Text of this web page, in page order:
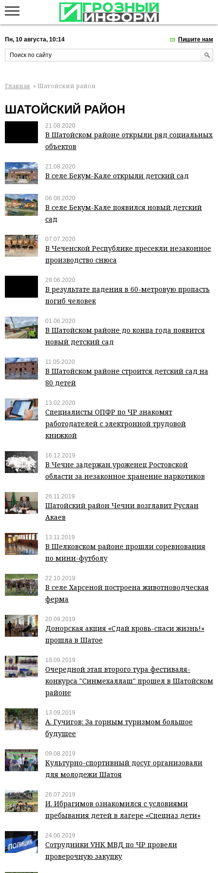
Пн, 10 августа, 10:14 Пишите нам
Главная » Шатойский район
ШАТОЙСКИЙ РАЙОН
21.08.2020
В Шатойском районе открыли ряд социальных
объектов
21.08.2020
В селе Бекум-Кале открыли детский сад
06.08.2020
В селе Бекум-Кале появился новый детский
сад
07.07.2020
В Чеченской Республике пресекли незаконное
производство снюса
28.06.2020
В результате падения в 60-метровую пропасть
погиб человек
01.06.2020
В Шатойском районе до конца года появится
новый детский сад
11.05.2020
В Шатойском районе строится детский сад на
80 детей
13.02.2020
Специалисты ОПФР по ЧР знакомят
работодателей с электронной трудовой
книжкой
16.12.2019
В Чечне задержан уроженец Ростовской
области за незаконное хранение наркотиков
26.11.2019
Шатойский район Чечни возглавит Руслан
Акаев
13.11.2019
В Шелковском районе прошли соревнования
по мини-футболу
22.10.2019
В селе Харсеной построена животноводческая
ферма
20.09.2019
Донорская акция «Сдай кровь-спаси жизнь!»
прошла в Шатое
18.09.2019
Очередной этап второго тура фестиваля-
конкурса "Синмехаллаш" прошел в Шатойском
районе
13.09.2019
А. Гучигов: За горным туризмом большое
будущее
09.08.2019
Культурно-спортивный досуг организовали
для молодежи Шатоя
26.07.2019
И. Ибрагимов ознакомился с условиями
пребывания детей в лагере «Спецназ дети»
24.06.2019
Сотрудники УНК МВД по ЧР провели
проверочную закупку